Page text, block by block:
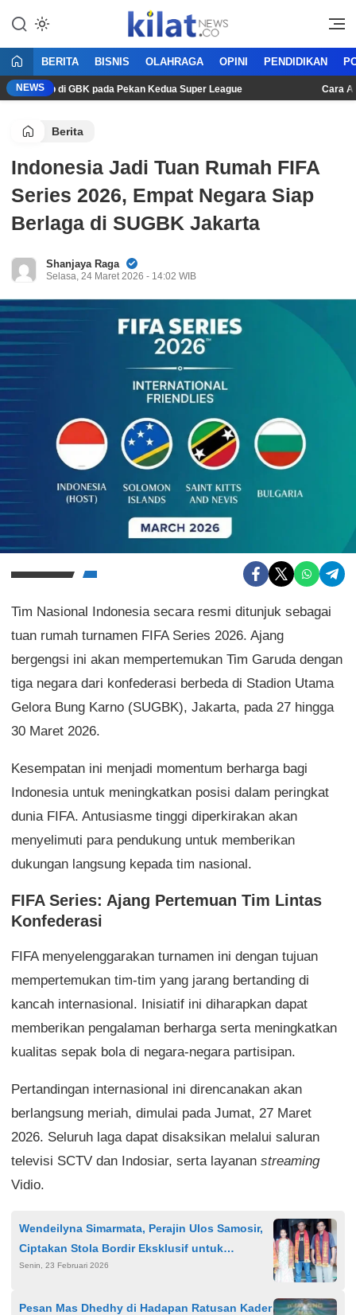
KilatNews.co
Mencerdaskan Anak Bangsa
BERITA BISNIS OLAHRAGA OPINI PENDIDIKAN
NEWSdi GBK pada Pekan Kedua Super League Cara
Berita
Indonesia Jadi Tuan Rumah FIFA
Series 2026, Empat Negara Siap
Berlaga di SUGBK Jakarta
Shanjaya Raga
Selasa, 24 Maret 2026 - 14:02 WIB
Tim Nasional Indonesia secara resmi ditunjuk sebagai
tuan rumah turnamen FIFA Series 2026. Ajang
bergengsi ini akan mempertemukan Tim Garuda dengan
tiga negara dari konfederasi berbeda di Stadion Utama
Gelora Bung Karno (SUGBK), Jakarta, pada 27 hingga
30 Maret 2026.
Kesempatan ini menjadi momentum berharga bagi
Indonesia untuk meningkatkan posisi dalam peringkat
dunia FIFA. Antusiasme tinggi diperkirakan akan
menyelimuti para pendukung untuk memberikan
dukungan langsung kepada tim nasional.
FIFA Series: Ajang Pertemuan Tim Lintas
Konfederasi
FIFA menyelenggarakan turnamen ini dengan tujuan
mempertemukan tim-tim yang jarang bertanding di
kancah internasional. Inisiatif ini diharapkan dapat
memberikan pengalaman berharga serta meningkatkan
kualitas sepak bola di negara-negara partisipan.
Pertandingan internasional ini direncanakan akan
berlangsung meriah, dimulai pada Jumat, 27 Maret
2026. Seluruh laga dapat disaksikan melalui saluran
televisi SCTV dan Indosiar, serta layanan streaming
Vidio.
Wendeilyna Simarmata, Perajin Ulos Samosir,
Ciptakan Stola Bordir Eksklusif untuk
Keturunan Op Tongam Sitanggang
Senin, 23 Februari 2026
Pesan Mas Dhedhy di Hadapan Ratusan Kader